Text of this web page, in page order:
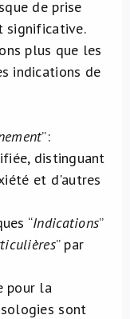
de prise
significative.
plus que les
indications de
”:
distinguant
et d'autres
“Indications”
” par
pour la
sont